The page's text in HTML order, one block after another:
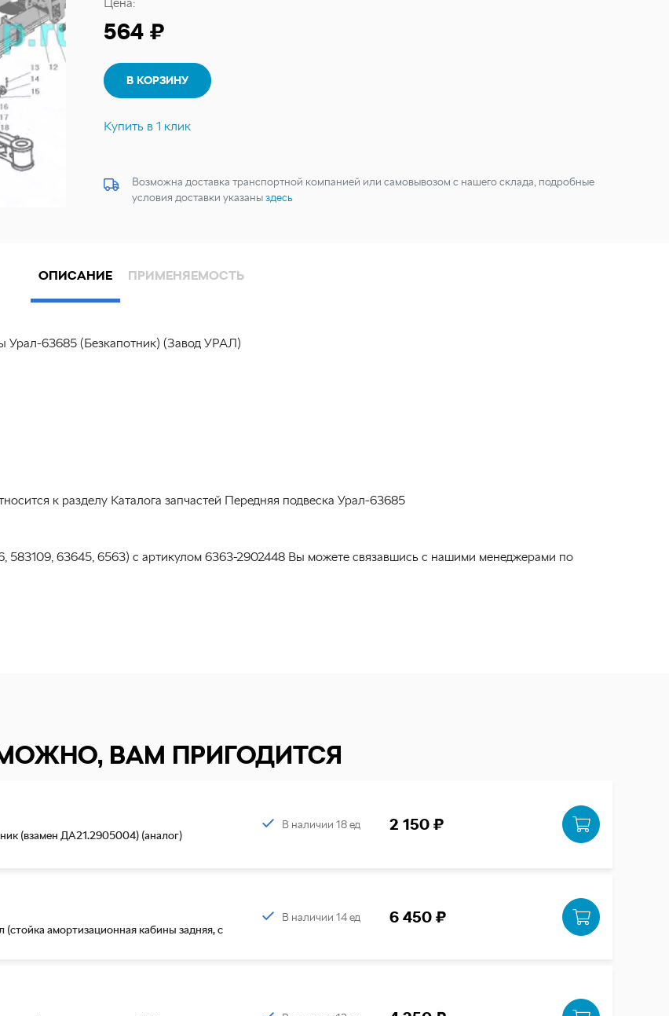
564 ₽
В КОРЗИНУ
Купить в 1 клик
Возможна доставка транспортной компанией или самовывозом с нашего склада, подробные
условия доставки указаныздесь
ОПИСАНИЕ ПРИМЕНЯЕМОСТЬ
Урал-63685 (Безкапотник) (Завод УРАЛ)
к разделу Каталога запчастей Передняя подвеска Урал-63685
583109, 63645, 6563) с артикулом 6363-2902448 Вы можете связавшись с нашими менеджерами по
ВАМ ПРИГОДИТСЯ
(взамен ДА21.2905004) (аналог)
В наличии 18 ед 2 150 ₽
амортизационная кабины задняя, с
В наличии 14 ед 6 450 ₽